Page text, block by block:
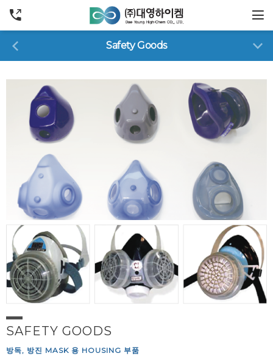
Safety Goods
SAFETY GOODS
방독, 방진 MASK 용 HOUSING 부품